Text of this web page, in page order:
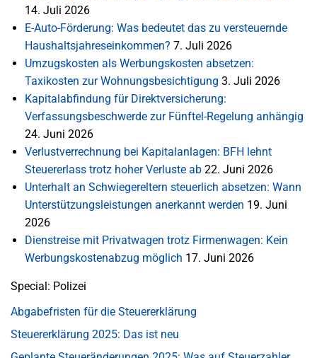
14. Juli 2026
E-Auto-Förderung: Was bedeutet das zu versteuernde
Haushaltsjahreseinkommen? 7. Juli 2026
Umzugskosten als Werbungskosten absetzen:
Taxikosten zur Wohnungsbesichtigung 3. Juli 2026
Kapitalabfindung für Direktversicherung:
Verfassungsbeschwerde zur Fünftel-Regelung anhängig
24. Juni 2026
Verlustverrechnung bei Kapitalanlagen: BFH lehnt
Steuererlass trotz hoher Verluste ab 22. Juni 2026
Unterhalt an Schwiegereltern steuerlich absetzen: Wann
Unterstützungsleistungen anerkannt werden 19. Juni
2026
Dienstreise mit Privatwagen trotz Firmenwagen: Kein
Werbungskostenabzug möglich 17. Juni 2026
Special: Polizei
Abgabefristen für die Steuererklärung
Steuererklärung 2025: Das ist neu